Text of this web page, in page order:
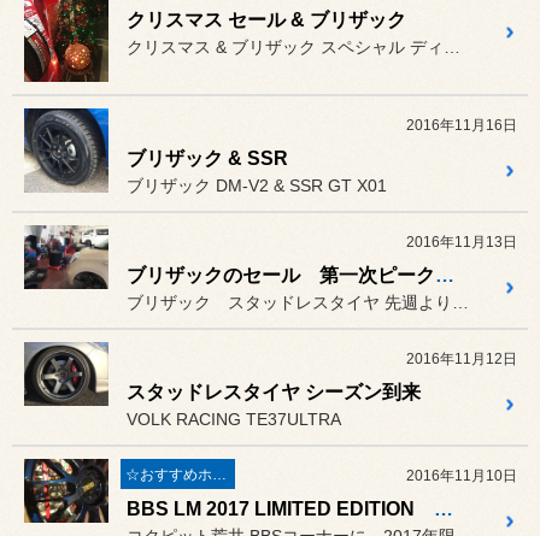
クリスマス セール & ブリザック
2016年11月16日
ブリザック & SSR
ブリザック DM-V2 & SSR GT X01
2016年11月13日
ブリザックのセール 第一次ピークに突入！！
2016年11月12日
スタッドレスタイヤ シーズン到来
VOLK RACING TE37ULTRA
☆おすすめホイール☆ 2016年11月10日
BBS LM 2017 LIMITED EDITION 展示中！